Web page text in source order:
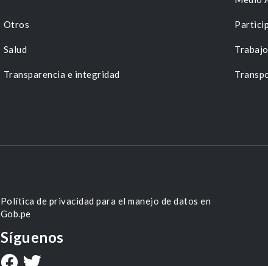
Otros
Salud
Transparencia e integridad
Política de privacidad para el manejo de datos en
Gob.pe
Síguenos